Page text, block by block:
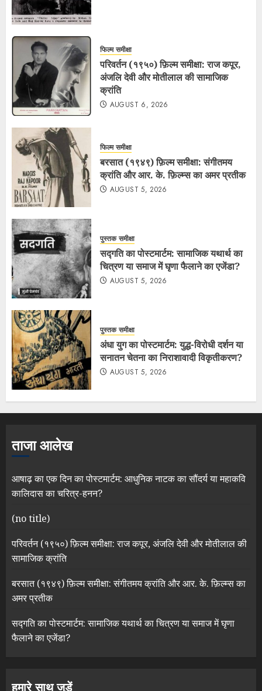
फिल्म समीक्षा
परिवर्तन (१९५०) फ़िल्म समीक्षा: राज कपूर,
अंजलि देवी और मोतीलाल की सामाजिक
क्रांति
AUGUST 6, 2026
फिल्म समीक्षा
बरसात (१९४९) फ़िल्म समीक्षा: संगीतमय
क्रांति और आर. के. फ़िल्म्स का अमर प्रतीक
AUGUST 5, 2026
पुस्तक समीक्षा
सद्गति का पोस्टमार्टम: सामाजिक यथार्थ का
चित्रण या समाज में घृणा फैलाने का एजेंडा?
AUGUST 5, 2026
पुस्तक समीक्षा
अंधा युग का पोस्टमार्टम: युद्ध-विरोधी दर्शन या
सनातन चेतना का निराशावादी विकृतीकरण?
AUGUST 5, 2026
ताजा आलेख
आषाढ़ का एक दिन का पोस्टमार्टम: आधुनिक नाटक का सौंदर्य या महाकवि
कालिदास का चरित्र-हनन?
(no title)
परिवर्तन (१९५०) फ़िल्म समीक्षा: राज कपूर, अंजलि देवी और मोतीलाल की
सामाजिक क्रांति
बरसात (१९४९) फ़िल्म समीक्षा: संगीतमय क्रांति और आर. के. फ़िल्म्स का
अमर प्रतीक
सद्गति का पोस्टमार्टम: सामाजिक यथार्थ का चित्रण या समाज में घृणा
फैलाने का एजेंडा?